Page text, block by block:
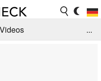
Videos
...